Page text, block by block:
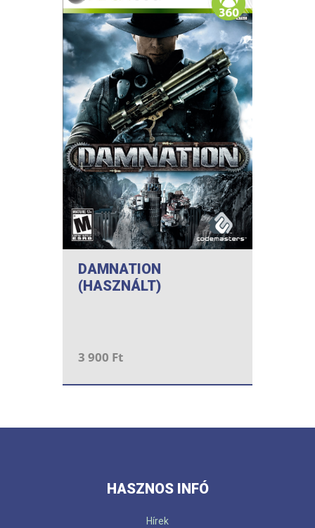
DAMNATION
(HASZNÁLT)
3 900 Ft
HASZNOS INFÓ
Hírek